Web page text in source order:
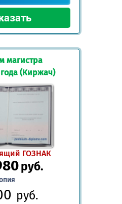
магистра
года (Киржач)
ГОЗНАК
руб.
руб.